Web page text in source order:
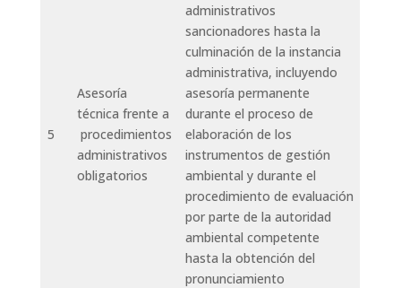
5
Asesoría
técnica frente a
procedimientos
administrativos
obligatorios
administrativos
sancionadores hasta la
culminación de la instancia
administrativa, incluyendo
asesoría permanente
durante el proceso de
elaboración de los
instrumentos de gestión
ambiental y durante el
procedimiento de evaluación
por parte de la autoridad
ambiental competente
hasta la obtención del
pronunciamiento